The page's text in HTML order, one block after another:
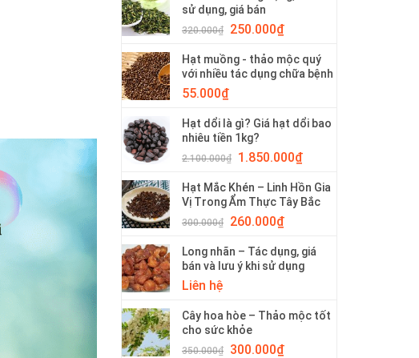
sử dụng, giá bán
320.000₫ 250.000₫
Hạt muồng - thảo mộc quý
với nhiều tác dụng chữa bệnh
55.000₫
Hạt dổi là gì? Giá hạt dổi bao
nhiêu tiền 1kg?
2.100.000₫ 1.850.000₫
Hạt Mắc Khén – Linh Hồn Gia
Vị Trong Ẩm Thực Tây Bắc
300.000₫ 260.000₫
Long nhãn – Tác dụng, giá
bán và lưu ý khi sử dụng
Liên hệ
Cây hoa hòe – Thảo mộc tốt
cho sức khỏe
350.000₫ 300.000₫